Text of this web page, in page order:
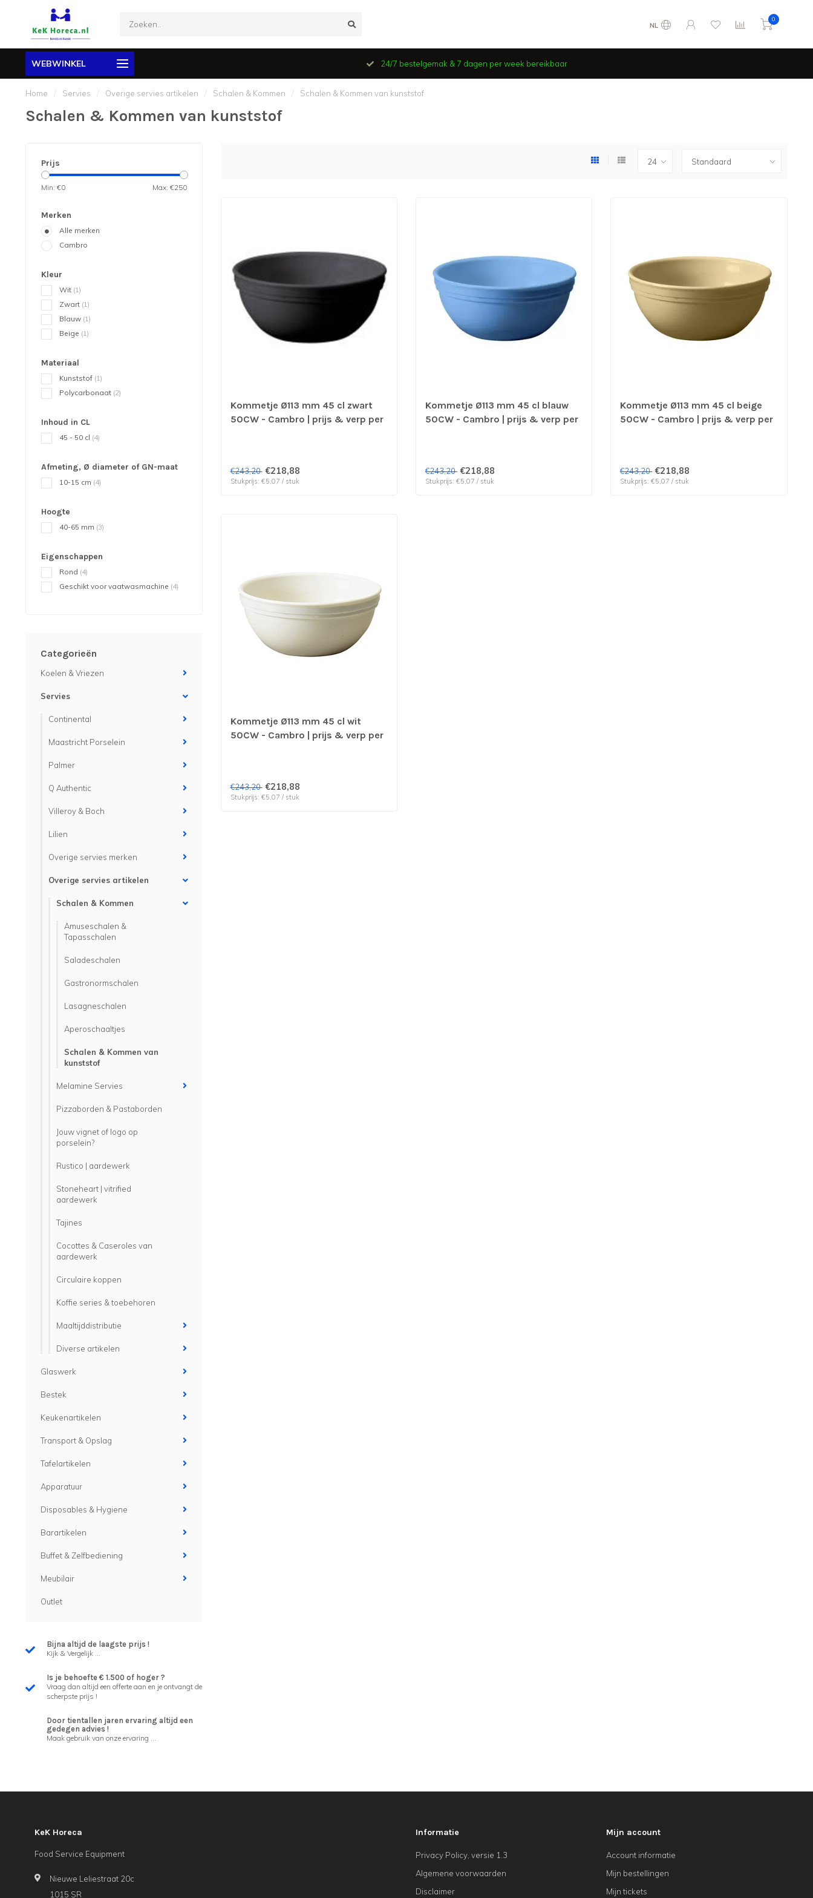
NL
0
WEBWINKEL 24/7 bestelgemak & 7 dagen per week bereikbaar
Home / Servies / Overige servies artikelen / Schalen & Kommen / Schalen & Kommen van kunststof
Schalen & Kommen van kunststof
Prijs
Min: €0 Max: €250
Merken
Alle merken
Cambro
Kleur
Wit (1)
Zwart (1)
Blauw (1)
Beige (1)
Materiaal
Kunststof (1)
Polycarbonaat (2)
Inhoud in CL
45 - 50 cl (4)
Afmeting, Ø diameter of GN-maat
10-15 cm (4)
Hoogte
40-65 mm (3)
Eigenschappen
Rond (4)
Geschikt voor vaatwasmachine (4)
Categorieën
Koelen & Vriezen
Servies
Continental
Maastricht Porselein
Palmer
Q Authentic
Villeroy & Boch
Lilien
Overige servies merken
Overige servies artikelen
Schalen & Kommen
Amuseschalen &
Tapasschalen
Saladeschalen
Gastronormschalen
Lasagneschalen
Aperoschaaltjes
Schalen & Kommen van
kunststof
Melamine Servies
Pizzaborden & Pastaborden
Jouw vignet of logo op
porselein?
Rustico | aardewerk
Stoneheart | vitrified
aardewerk
Tajines
Cocottes & Caseroles van
aardewerk
Circulaire koppen
Koffie series & toebehoren
Maaltijddistributie
Diverse artikelen
Glaswerk
Bestek
Keukenartikelen
Transport & Opslag
Tafelartikelen
Apparatuur
Disposables & Hygiene
Barartikelen
Buffet & Zelfbediening
Meubilair
Outlet
Bijna altijd de laagste prijs !
Kijk & Vergelijk ...
Is je behoefte € 1.500 of hoger ?
Vraag dan altijd een offerte aan en je ontvangt de
scherpste prijs !
Door tientallen jaren ervaring altijd een
gedegen advies !
Maak gebruik van onze ervaring ...
Kommetje Ø113 mm 45 cl zwart
50CW - Cambro | prijs & verp per
€243,20 €218,88
Stukprijs: €5,07 / stuk
Kommetje Ø113 mm 45 cl blauw
50CW - Cambro | prijs & verp per
€243,20 €218,88
Stukprijs: €5,07 / stuk
Kommetje Ø113 mm 45 cl beige
50CW - Cambro | prijs & verp per
€243,20 €218,88
Stukprijs: €5,07 / stuk
Kommetje Ø113 mm 45 cl wit
50CW - Cambro | prijs & verp per
€243,20 €218,88
Stukprijs: €5,07 / stuk
KeK Horeca
Food Service Equipment
Nieuwe Leliestraat 20c
1015 SR
Informatie
Privacy Policy, versie 1.3
Algemene voorwaarden
Disclaimer
Mijn account
Account informatie
Mijn bestellingen
Mijn tickets